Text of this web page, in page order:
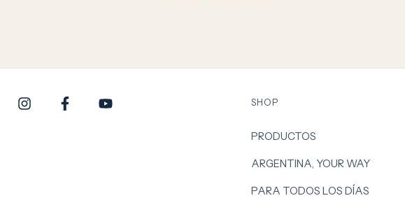
SHOP
PRODUCTOS
ARGENTINA, YOUR WAY
PARA TODOS LOS DÍAS